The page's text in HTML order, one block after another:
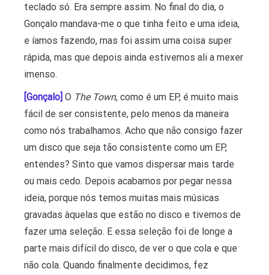
teclado só. Era sempre assim. No final do dia, o
Gonçalo mandava-me o que tinha feito e uma ideia,
e íamos fazendo, mas foi assim uma coisa super
rápida, mas que depois ainda estivemos ali a mexer
imenso.
[Gonçalo] O The Town, como é um EP, é muito mais
fácil de ser consistente, pelo menos da maneira
como nós trabalhamos. Acho que não consigo fazer
um disco que seja tão consistente como um EP,
entendes? Sinto que vamos dispersar mais tarde
ou mais cedo. Depois acabamos por pegar nessa
ideia, porque nós temos muitas mais músicas
gravadas àquelas que estão no disco e tivemos de
fazer uma seleção. E essa seleção foi de longe a
parte mais difícil do disco, de ver o que cola e que
não cola. Quando finalmente decidimos, fez